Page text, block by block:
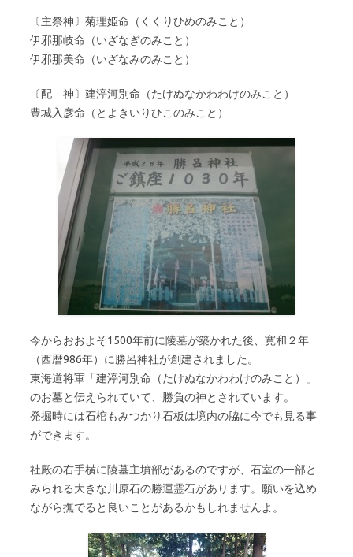
〔主祭神〕菊理姫命（くくりひめのみこと）
伊邪那岐命（いざなぎのみこと）
伊邪那美命（いざなみのみこと）
〔配 神〕建渟河別命（たけぬなかわわけのみこと）
豊城入彦命（とよきいりひこのみこと）
今からおおよそ1500年前に陵墓が築かれた後、寛和２年
（西暦986年）に勝呂神社が創建されました。
東海道将軍「建渟河別命（たけぬなかわわけのみこと）」
のお墓と伝えられていて、勝負の神とされています。
発掘時には石棺もみつかり石板は境内の脇に今でも見る事
ができます。
社殿の右手横に陵墓主墳部があるのですが、石室の一部と
みられる大きな川原石の勝運霊石があります。願いを込め
ながら撫でると良いことがあるかもしれませんよ。